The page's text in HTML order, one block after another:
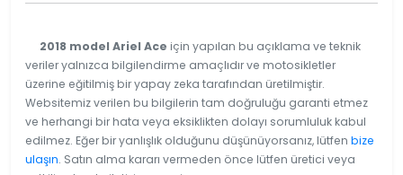
2018 model Ariel Ace için yapılan bu açıklama ve teknik
veriler yalnızca bilgilendirme amaçlıdır ve motosikletler
üzerine eğitilmiş bir yapay zeka tarafından üretilmiştir.
Websitemiz verilen bu bilgilerin tam doğruluğu garanti etmez
ve herhangi bir hata veya eksiklikten dolayı sorumluluk kabul
edilmez. Eğer bir yanlışlık olduğunu düşünüyorsanız, lütfen bize
ulaşın. Satın alma kararı vermeden önce lütfen üretici veya